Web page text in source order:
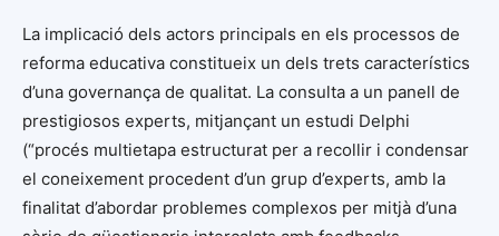
La implicació dels actors principals en els processos de
reforma educativa constitueix un dels trets característics
d’una governança de qualitat. La consulta a un panell de
prestigiosos experts, mitjançant un estudi Delphi
(“procés multietapa estructurat per a recollir i condensar
el coneixement procedent d’un grup d’experts, amb la
finalitat d’abordar problemes complexos per mitjà d’una